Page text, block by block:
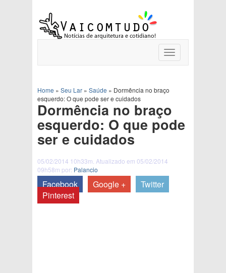
Toggle
navigation
Home » Seu Lar » Saúde » Dormência no braço
esquerdo: O que pode ser e cuidados
Dormência no braço
esquerdo: O que pode
ser e cuidados
05/02/2014 10h33m. Atualizado em 05/02/2014
09h58m por: Palancio
Facebook Google +
Twitter
Pinterest